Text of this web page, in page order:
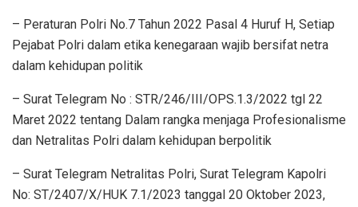
– Peraturan Polri No.7 Tahun 2022 Pasal 4 Huruf H, Setiap
Pejabat Polri dalam etika kenegaraan wajib bersifat netra
dalam kehidupan politik
– Surat Telegram No : STR/246/III/OPS.1.3/2022 tgl 22
Maret 2022 tentang Dalam rangka menjaga Profesionalisme
dan Netralitas Polri dalam kehidupan berpolitik
– Surat Telegram Netralitas Polri, Surat Telegram Kapolri
No: ST/2407/X/HUK 7.1/2023 tanggal 20 Oktober 2023,